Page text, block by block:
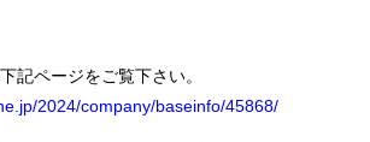
記ページをご覧下さい。
2024/company/baseinfo/45868/